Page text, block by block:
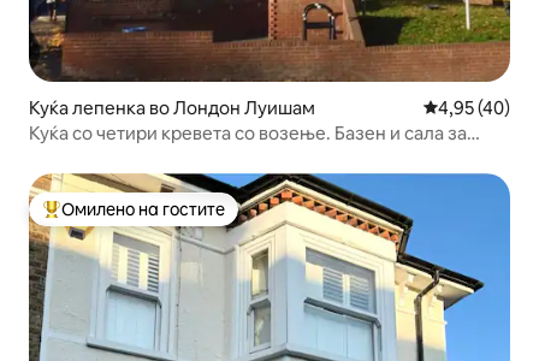
Куќа лепенка во Лондон Луишам Просечна
4,95 (40)
Куќа со четири кревета со возење. Базен и сала за
Меѓу најуспешните „Омилени на гостите“
Омилено на гостите